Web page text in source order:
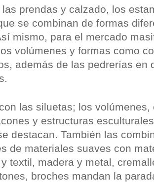
prendas y calzado, los
se combinan de formas
mismo, para el mercado
volúmenes y formas como
además de las pedrerías en
las siluetas; los
y estructuras
destacan. También las
de materiales suaves con
textil, madera y metal,
broches mandan la